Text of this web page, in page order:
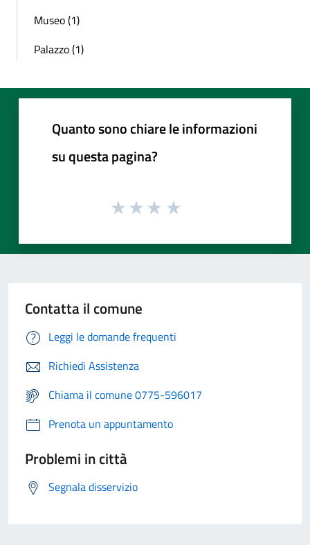
Museo (1)
Palazzo (1)
Quanto sono chiare le informazioni
su questa pagina?
Contatta il comune
Leggi le domande frequenti
Richiedi Assistenza
Chiama il comune 0775-596017
Prenota un appuntamento
Problemi in città
Segnala disservizio